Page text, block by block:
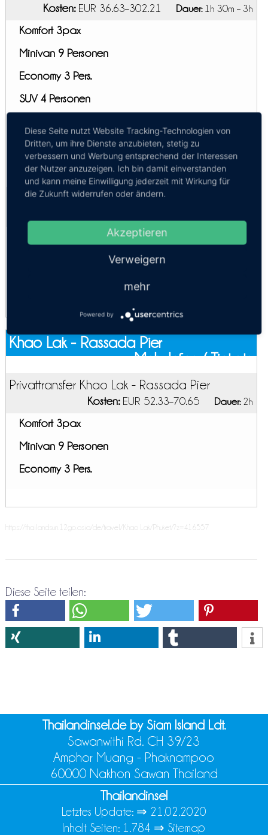
Kosten:EUR 36.63–302.21 Dauer:1h 30m – 3h
Komfort 3pax
Minivan 9 Personen
Economy 3 Pers.
SUV 4 Personen
Mercedes S-Klasse 3 pax
Toyota Alphard 3pax
Minibus Khao Lak - Phuket
Shared Minibus 10 Pax
Minibus + Speedboat (Koh Yao Sun Smile)
Khao Lak - Rassada Pier
Mehr Infos / Tickets
Privattransfer Khao Lak - Rassada Pier
Kosten:EUR 52.33–70.65 Dauer:2h
Komfort 3pax
Minivan 9 Personen
Economy 3 Pers.
https://thailandsun.12go.asia/de/travel/Khao Lak/Phuket/?z=416557
Diese Seite teilen:
Thailandinsel.de by Siam Island Ldt.
Sawanwithi Rd. CH 39/23
Amphor Muang - Phaknampoo
60000 Nakhon Sawan Thailand
Thailandinsel
Letztes Update: ⇒ 21.02.2020
Inhalt Seiten: 1.784 ⇒ Sitemap
Diese Seite nutzt Website Tracking-Technologien von
Dritten, um ihre Dienste anzubieten, stetig zu
verbessern und Werbung entsprechend der Interessen
der Nutzer anzuzeigen. Ich bin damit einverstanden
und kann meine Einwilligung jederzeit mit Wirkung für
die Zukunft widerrufen oder ändern.
Akzeptieren
Verweigern
mehr
Powered by